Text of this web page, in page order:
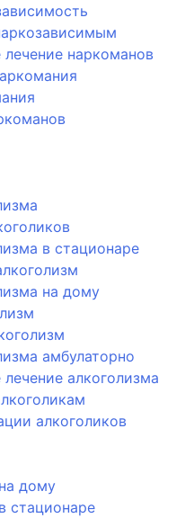
наркоманов
в стационаре
на дому
амбулаторно
алкоголизма
алкоголиков
дому
стационаре